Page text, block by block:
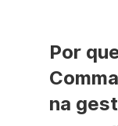
Por
na